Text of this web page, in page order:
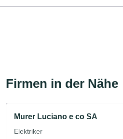
Firmen in der Nähe
Murer Luciano e co SA
Elektriker